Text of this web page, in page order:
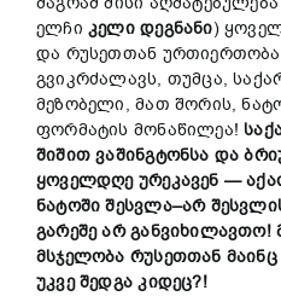
ელჩიკელი დეგნანი)
და რუსეთთან
გვიკრძალავს, თუმცა,
მეზობელი, მათ შორის,
ფორმატის მონაწილეა!
შიშით ვაშინგტონსა და
ყოველდღე ურეკავენ —
ნატოში შესვლა–არ
გარეშე არ განვიხილავთო!
მსჯელობა რუსეთთან მაინც
უკვე შედგა კიდეც?!